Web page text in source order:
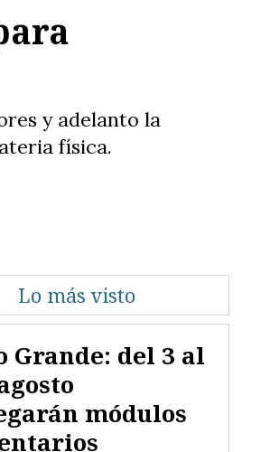
y adelanto la
física.
Lo más visto
Grande: del 3 al
módulos